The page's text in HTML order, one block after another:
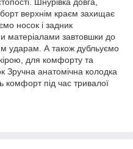
верхнім краєм захищає
носок і задник
матеріалами завтовшки до
ударам. А також дубльуємо
для комфорту та
Зручна анатомічна колодка
під час тривалої